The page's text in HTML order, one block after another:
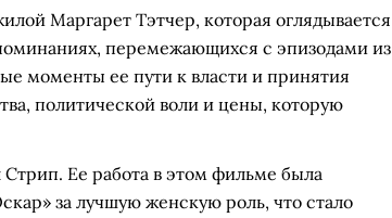
Маргарет Тэтчер, которая оглядывается
перемежающихся с эпизодами из
моменты ее пути к власти и принятия
политической воли и цены, которую
Ее работа в этом фильме была
за лучшую женскую роль, что стало